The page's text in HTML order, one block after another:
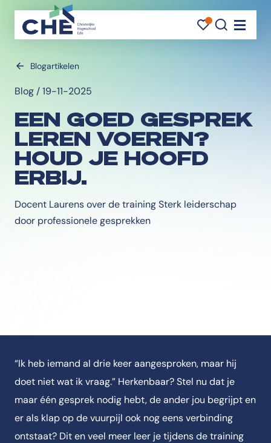
Blogartikelen
Blog / 19-11-2025
EEN GOED GESPREK
LEREN VOEREN?
HOUD JE HOOFD
ERBIJ.
Docent Laurens over de training Sterk leiderschap
door professionele gesprekken
“Ik heb iemand al drie keer aangesproken, maar hij
doet niet wat ik vraag.” Herkenbaar? Stel nu dat je
maar één gesprek nodig hebt, de ander jou begrijpt en
er als klap op de vuurpijl ook nog eens verbinding
ontstaat? Dit en veel meer leer je tijdens de training